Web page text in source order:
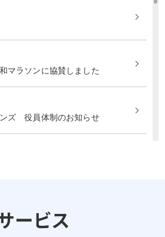
マラソンに協賛しました
ズ 役員体制のお知らせ
証 ービス